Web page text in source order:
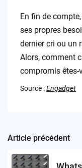
En fin de
ses propres
dernier cri ou un
Alors, comment
compromis êtes-
Source :Engadget
Post
navigation
Article précédent